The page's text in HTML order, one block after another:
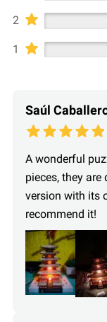
2
1
Saúl
A wonderful
pieces, they are
version with its
recommend it!